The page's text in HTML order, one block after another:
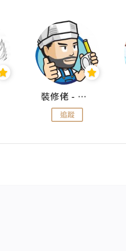
裝修佬 - 香港一站式網上裝修平台
追蹤